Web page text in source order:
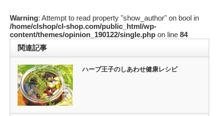
Warning: Attempt to read property "show_author" on bool in
/home/clshop/cl-shop.com/public_html/wp-
content/themes/opinion_190122/single.php on line 84
関連記事
ハーブ王子のしあわせ健康レシピ